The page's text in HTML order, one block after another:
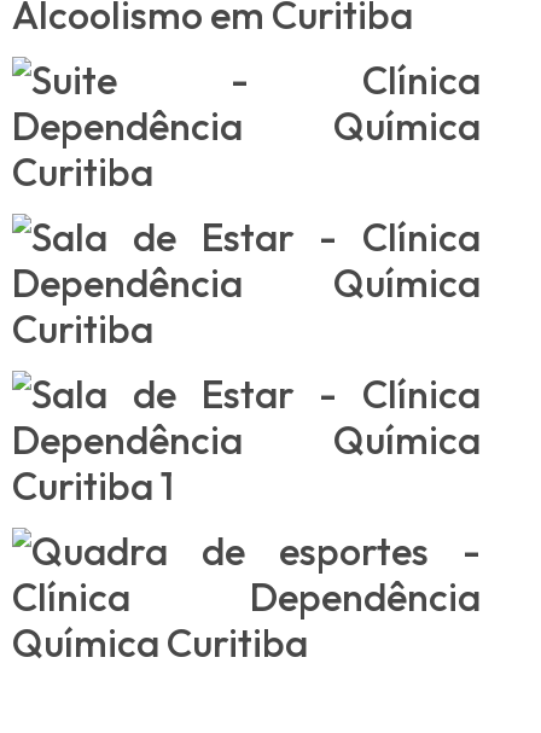
Alcoolismo em Curitiba